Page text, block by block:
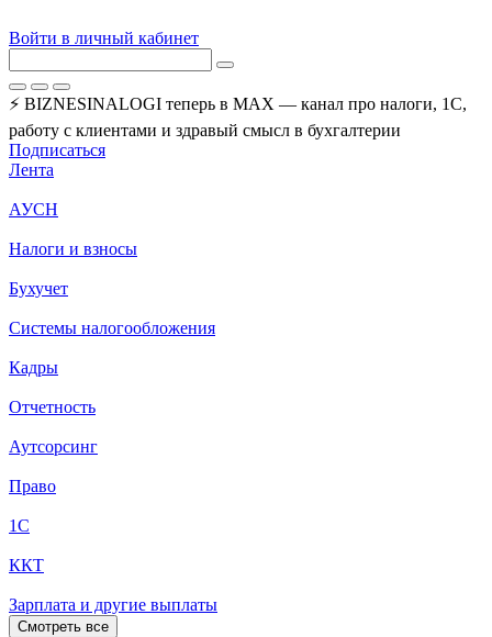
Войти в личный кабинет
⚡ BIZNESINALOGI теперь в MAX — канал про налоги, 1С,
работу с клиентами и здравый смысл в бухгалтерии
Подписаться
Лента
АУСН
Налоги и взносы
Бухучет
Системы налогообложения
Кадры
Отчетность
Аутсорсинг
Право
1С
ККТ
Зарплата и другие выплаты
Смотреть все